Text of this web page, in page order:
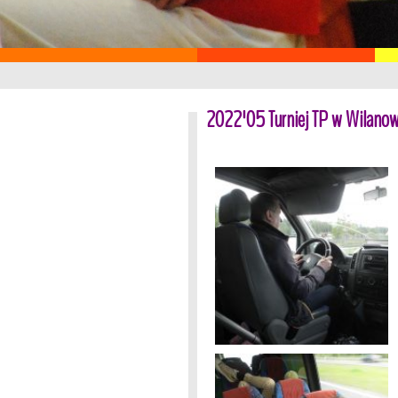
2022'05 Turniej TP w